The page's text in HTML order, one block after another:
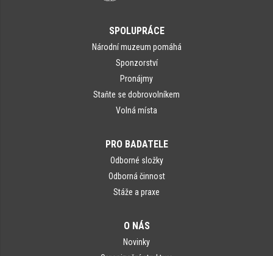
SPOLUPRÁCE
Národní muzeum pomáhá
Sponzorství
Pronájmy
Staňte se dobrovolníkem
Volná místa
PRO BADATELE
Odborné složky
Odborná činnost
Stáže a praxe
O NÁS
Novinky